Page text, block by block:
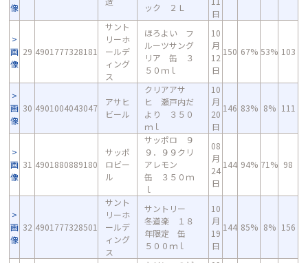
像
ック ２Ｌ
日
画
像
29 4901777328181
サント
リーホ
ールデ
ィング
ス
ほろよい フ
ルーツサング
リア 缶 ３
５０ｍｌ
10
月
12
日
150 67% 53% 103
画
像
30 4901004043047
アサヒ
ビール
クリアアサ
ヒ 瀬戸内だ
より ３５０
ｍｌ
10
月
20
日
146 83% 8% 111
画
像
31 4901880889180
サッポ
ロビー
ル
サッポロ ９
９．９９クリ
アレモン
缶 ３５０ｍ
ｌ
08
月
24
日
144 94% 71% 98
画
像
32 4901777328501
サント
リーホ
ールデ
ィング
ス
サントリー
冬道楽 １８
年限定 缶
５００ｍｌ
10
月
19
日
144 85% 8% 156